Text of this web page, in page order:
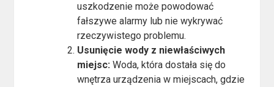
uszkodzenie może powodować
fałszywe alarmy lub nie wykrywać
rzeczywistego problemu.
Usunięcie wody z niewłaściwych
miejsc: Woda, która dostała się do
wnętrza urządzenia w miejscach, gdzie